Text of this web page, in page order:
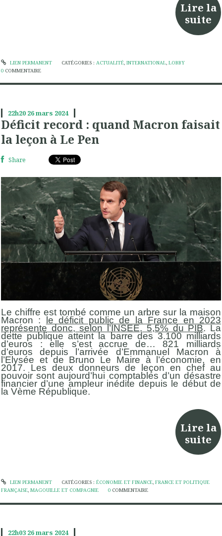
Lire la
suite
LIEN PERMANENT CATÉGORIES : ACTUALITÉ, INTERNATIONAL, LOBBY
0 COMMENTAIRE
22h20 26mars 2024
Déficit record : quand Macron faisait
la leçon à Le Pen
Share
Le chiffre est tombé comme un arbre sur la maison
Macron : le déficit public de la France en 2023
représente donc, selon l’INSEE, 5,5% du PIB. La
dette publique atteint la barre des 3.100 milliards
d’euros : elle s’est accrue de… 821 milliards
d’euros depuis l’arrivée d’Emmanuel Macron à
l’Elysée et de Bruno Le Maire à l’économie, en
2017. Les deux donneurs de leçon en chef au
pouvoir sont aujourd’hui comptables d’un désastre
financier d’une ampleur inédite depuis le début de
la Vème République.
Lire la
suite
LIEN PERMANENT CATÉGORIES : ÉCONOMIE ET FINANCE, FRANCE ET POLITIQUE
FRANÇAISE, MAGOUILLE ET COMPAGNIE 0 COMMENTAIRE
22h03 26mars 2024